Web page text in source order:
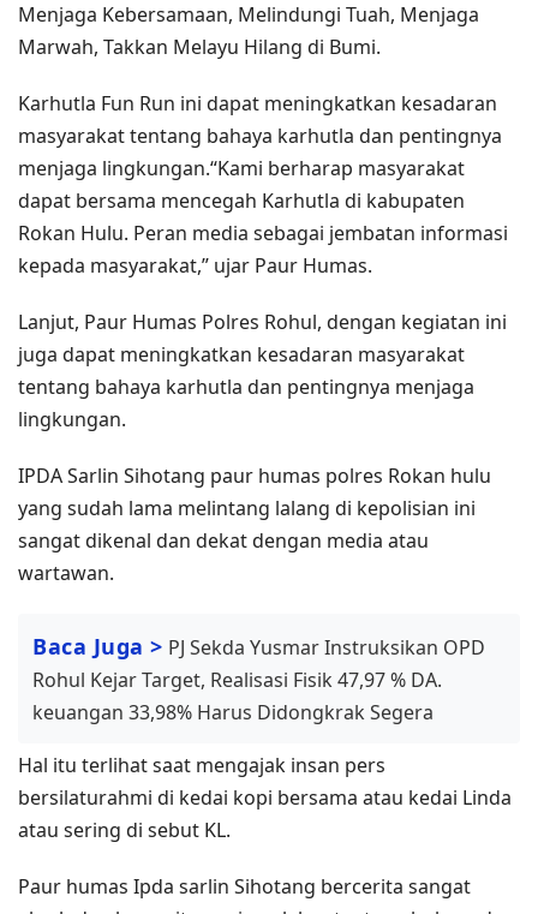
Menjaga Kebersamaan, Melindungi Tuah, Menjaga
Marwah, Takkan Melayu Hilang di Bumi.
Karhutla Fun Run ini dapat meningkatkan kesadaran
masyarakat tentang bahaya karhutla dan pentingnya
menjaga lingkungan.“Kami berharap masyarakat
dapat bersama mencegah Karhutla di kabupaten
Rokan Hulu. Peran media sebagai jembatan informasi
kepada masyarakat,” ujar Paur Humas.
Lanjut, Paur Humas Polres Rohul, dengan kegiatan ini
juga dapat meningkatkan kesadaran masyarakat
tentang bahaya karhutla dan pentingnya menjaga
lingkungan.
IPDA Sarlin Sihotang paur humas polres Rokan hulu
yang sudah lama melintang lalang di kepolisian ini
sangat dikenal dan dekat dengan media atau
wartawan.
Baca Juga > PJ Sekda Yusmar Instruksikan OPD
Rohul Kejar Target, Realisasi Fisik 47,97 % DA.
keuangan 33,98% Harus Didongkrak Segera
Hal itu terlihat saat mengajak insan pers
bersilaturahmi di kedai kopi bersama atau kedai Linda
atau sering di sebut KL.
Paur humas Ipda sarlin Sihotang bercerita sangat